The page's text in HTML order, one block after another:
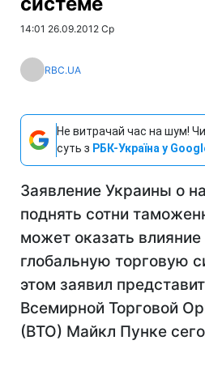
14:01 26.09.2012 Ср
RBC.UA
Не витрачай час на шум!
суть з РБК-Україна у
Заявление Украины о
поднять сотни
может оказать влияние
глобальную торговую
этом заявил
Всемирной Торговой
(ВТО) Майкл Пунке